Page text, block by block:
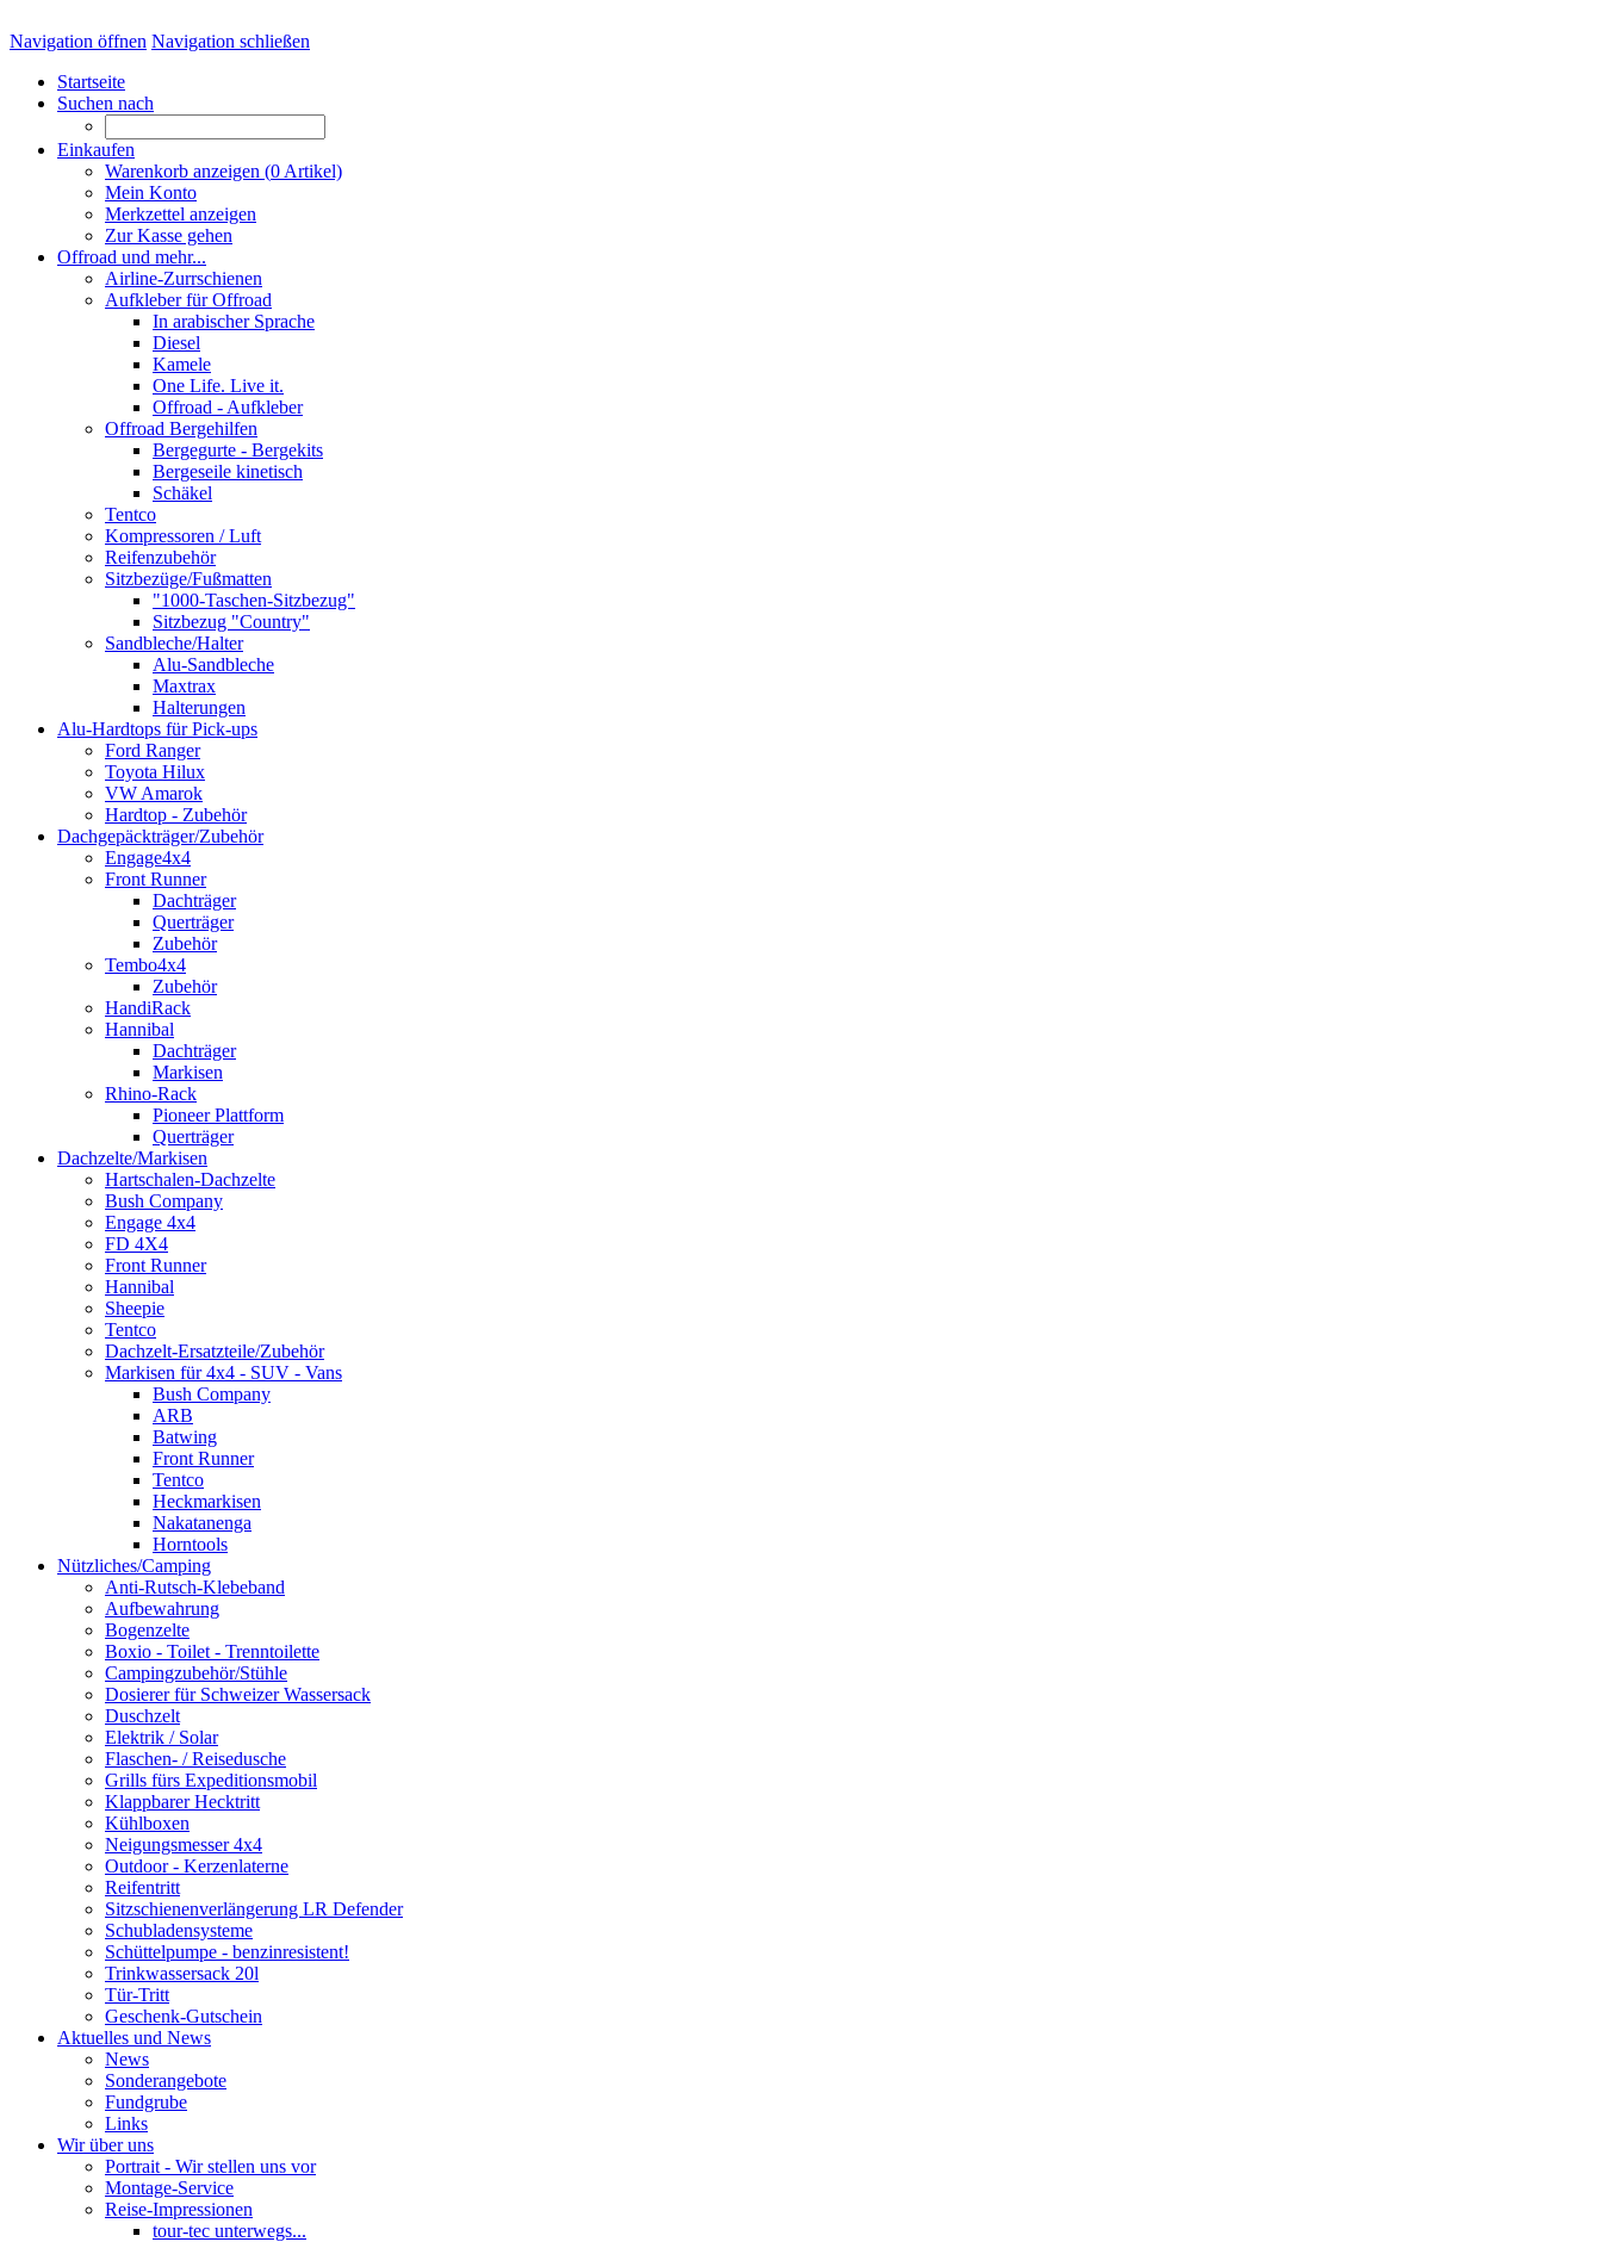
Navigation öffnen Navigation schließen
Startseite
Suchen nach
Einkaufen
Warenkorb anzeigen (0 Artikel)
Mein Konto
Merkzettel anzeigen
Zur Kasse gehen
Offroad und mehr...
Airline-Zurrschienen
Aufkleber für Offroad
In arabischer Sprache
Diesel
Kamele
One Life. Live it.
Offroad - Aufkleber
Offroad Bergehilfen
Bergegurte - Bergekits
Bergeseile kinetisch
Schäkel
Tentco
Kompressoren / Luft
Reifenzubehör
Sitzbezüge/Fußmatten
"1000-Taschen-Sitzbezug"
Sitzbezug "Country"
Sandbleche/Halter
Alu-Sandbleche
Maxtrax
Halterungen
Alu-Hardtops für Pick-ups
Ford Ranger
Toyota Hilux
VW Amarok
Hardtop - Zubehör
Dachgepäckträger/Zubehör
Engage4x4
Front Runner
Dachträger
Querträger
Zubehör
Tembo4x4
Zubehör
HandiRack
Hannibal
Dachträger
Markisen
Rhino-Rack
Pioneer Plattform
Querträger
Dachzelte/Markisen
Hartschalen-Dachzelte
Bush Company
Engage 4x4
FD 4X4
Front Runner
Hannibal
Sheepie
Tentco
Dachzelt-Ersatzteile/Zubehör
Markisen für 4x4 - SUV - Vans
Bush Company
ARB
Batwing
Front Runner
Tentco
Heckmarkisen
Nakatanenga
Horntools
Nützliches/Camping
Anti-Rutsch-Klebeband
Aufbewahrung
Bogenzelte
Boxio - Toilet - Trenntoilette
Campingzubehör/Stühle
Dosierer für Schweizer Wassersack
Duschzelt
Elektrik / Solar
Flaschen- / Reisedusche
Grills fürs Expeditionsmobil
Klappbarer Hecktritt
Kühlboxen
Neigungsmesser 4x4
Outdoor - Kerzenlaterne
Reifentritt
Sitzschienenverlängerung LR Defender
Schubladensysteme
Schüttelpumpe - benzinresistent!
Trinkwassersack 20l
Tür-Tritt
Geschenk-Gutschein
Aktuelles und News
News
Sonderangebote
Fundgrube
Links
Wir über uns
Portrait - Wir stellen uns vor
Montage-Service
Reise-Impressionen
tour-tec unterwegs...